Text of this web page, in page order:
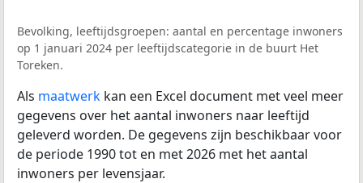
Bevolking, leeftijdsgroepen: aantal en percentage inwoners
op 1 januari 2024 per leeftijdscategorie in de buurt Het
Toreken.
Als maatwerk kan een Excel document met veel meer
gegevens over het aantal inwoners naar leeftijd
geleverd worden. De gegevens zijn beschikbaar voor
de periode 1990 tot en met 2026 met het aantal
inwoners per levensjaar.